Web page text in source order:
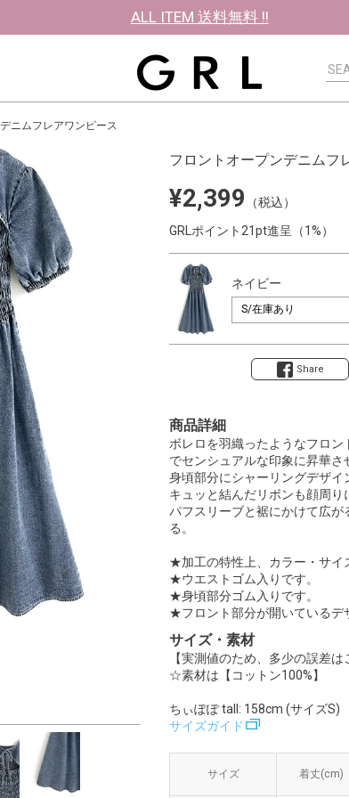
ALL ITEM 送料無料 !!
ニムフレアワンピース
フロントオープンデニムフ
¥2,399
（税込）
GRLポイント21pt進呈（1%）
ネイビー
Share
商品詳細
ボレロを羽織ったようなフロ
でセンシュアルな印象に昇華さ
身頃部分にシャーリングデザイ
キュッと結んだリボンも顔周り
パフスリーブと裾にかけて広
る。
★加工の特性上、カラー・サイ
★ウエストゴム入りです。
★身頃部分ゴム入りです。
★フロント部分が開いているデ
サイズ・素材
【実測値のため、多少の誤差は
☆素材は【コットン100%】
ちぃぽぽ tall: 158cm (サイズS)
サイズガイド
サイズ 着丈(cm)
サイズ 着丈(cm)